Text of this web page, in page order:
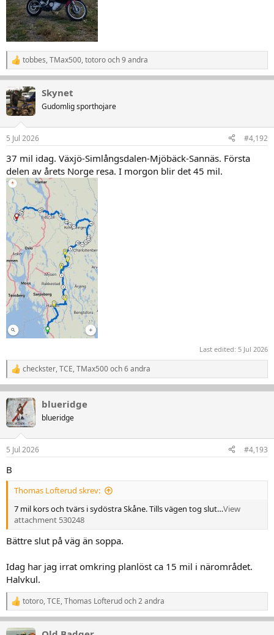
R
e
k
t
i
e
:
tobbes,TMax500,totorooch 9 andra
Skynet
Gudomlig sporthojare
5 Jul 2026 #4,192
37 mil idag. Växjö-Simlångsdalen-Mjöbäck-Sannäs. Första
delen av årets Norge resa. I morgon blir det 45 mil.
Last edited: 5 Jul 2026
R
e
a
k
t
i
n
e
:
checkster,TCE,TMax500och 6 andra
blueridge
blueridge
5 Jul 2026 #4,193
B
Thomas Lofterud skrev:
7 mil kors och tvärs i sydöstra Skåne. Tills vägen tog slut…View
attachment 530248
Bättre slut på väg än soppa.
Idag har jag irrat omkring planlöst ca 15 mil i närområdet.
Halvkul.
R
e
a
totoro,TCE,Thomas Lofterudoch 2 andra